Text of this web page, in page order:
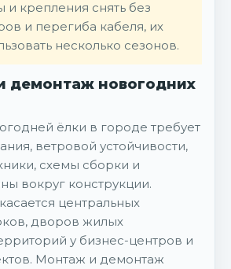
и крепления снять без
и перегиба кабеля, их
несколько сезонов.
демонтаж новогодних
ёлки в городе требует
ветровой устойчивости,
схемы сборки и
вокруг конструкции.
центральных
дворов жилых
у бизнес-центров и
Монтаж и демонтаж